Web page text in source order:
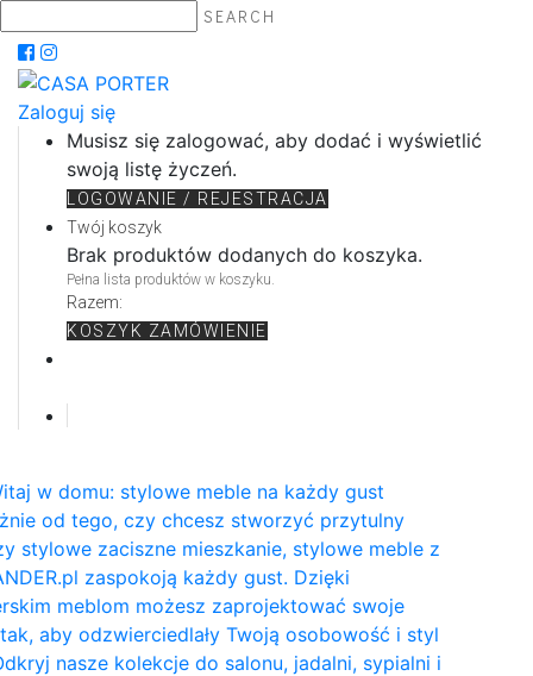
SEARCH
Zaloguj się
Musisz się zalogować, aby dodać i wyświetlić
swoją listę życzeń.
LOGOWANIE / REJESTRACJA
Twój koszyk
Brak produktów dodanych do koszyka.
Pełna lista produktów w koszyku.
Razem:
KOSZYK ZAMÓWIENIE
w domu: stylowe meble na każdy gust
od tego, czy chcesz stworzyć przytulny
stylowe zaciszne mieszkanie, stylowe meble z
zaspokoją każdy gust. Dzięki
meblom możesz zaprojektować swoje
aby odzwierciedlały Twoją osobowość i styl
nasze kolekcje do salonu, jadalni, sypialni i